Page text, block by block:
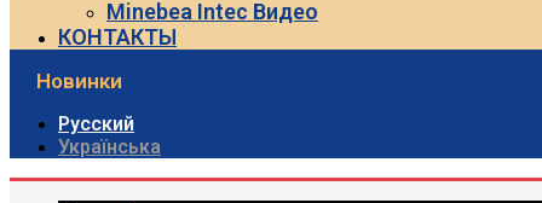
Minebea Intec Видео
КОНТАКТЫ
Новинки
Русский
Українська